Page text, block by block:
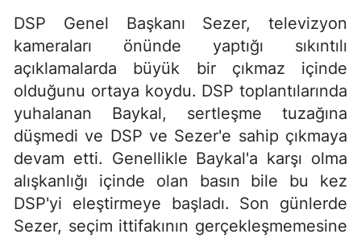
DSP Genel Başkanı Sezer, televizyon
kameraları önünde yaptığı sıkıntılı
açıklamalarda büyük bir çıkmaz içinde
olduğunu ortaya koydu. DSP toplantılarında
yuhalanan Baykal, sertleşme tuzağına
düşmedi ve DSP ve Sezer'e sahip çıkmaya
devam etti. Genellikle Baykal'a karşı olma
alışkanlığı içinde olan basın bile bu kez
DSP'yi eleştirmeye başladı. Son günlerde
Sezer, seçim ittifakının gerçekleşmemesine